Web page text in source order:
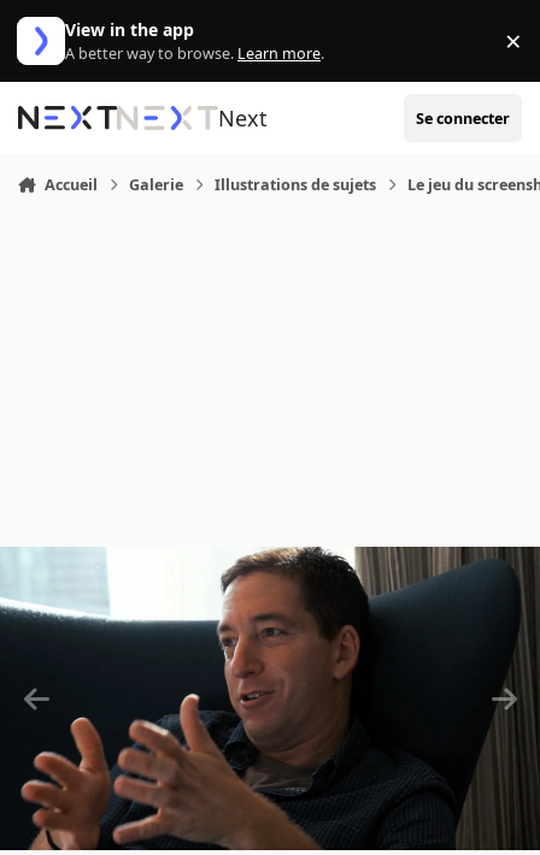
Aller au contenu
View in the app
A better way to browse. Learn more. ×
Next Se connecter
Accueil Galerie Illustrations de sujets Le jeu du